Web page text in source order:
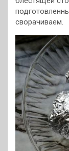
сворачиваем.